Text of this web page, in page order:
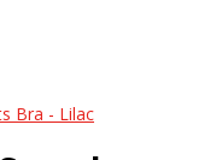
Bra - Lilac